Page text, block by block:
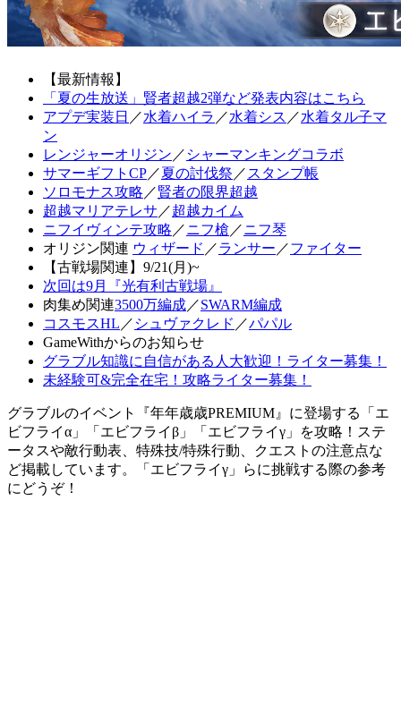
【最新情報】
「夏の生放送」賢者超越2弾など発表内容はこちら
アプデ実装日 ／水着ハイラ ／水着シス ／水着タル子マ
ン
レンジャーオリジン ／ シャーマンキングコラボ
サマーギフトCP／夏の討伐祭 ／ スタンプ帳
ソロモナス攻略 ／賢者の限界超越
超越マリアテレサ ／超越カイム
ニフイヴィンテ攻略 ／ニフ槍 ／ニフ琴
オリジン関連 ウィザード ／ランサー ／ファイター
【古戦場関連】9/21(月)~
次回は9月『光有利古戦場』
肉集め関連3500万編成／SWARM編成
コスモスHL ／ シュヴァクレド ／パパル
GameWithからのお知らせ
グラブル知識に自信がある人大歓迎！ライター募集！
未経験可&完全在宅！攻略ライター募集！
グラブルのイベント『年年歳歳PREMIUM』に登場する「エ
ビフライα」「エビフライβ」「エビフライγ」を攻略！ステ
ータスや敵行動表、特殊技/特殊行動、クエストの注意点な
ど掲載しています。「エビフライγ」らに挑戦する際の参考
にどうぞ！